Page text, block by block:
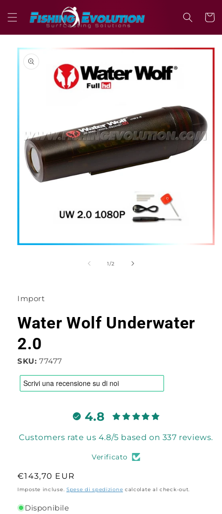
direttamente
ai contenuti
Passa alle
informazioni
sul prodotto
1/su
2
Import
Water Wolf Underwater
2.0
SKU: 77477
4.8
Customers rate us 4.8/5 based on 337 reviews.
Verificato
Prezzo
di
€143,70 EUR
Imposte incluse. Spese di spedizione calcolate al check-out.
Disponibile